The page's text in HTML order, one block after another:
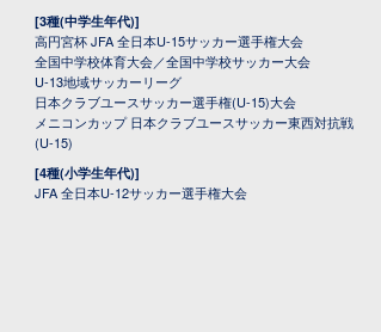
[3種(中学生年代)]
高円宮杯 JFA 全日本U-15サッカー選手権大会
全国中学校体育大会／全国中学校サッカー大会
U-13地域サッカーリーグ
日本クラブユースサッカー選手権(U-15)大会
メニコンカップ 日本クラブユースサッカー東西対抗戦
(U-15)
[4種(小学生年代)]
JFA 全日本U-12サッカー選手権大会